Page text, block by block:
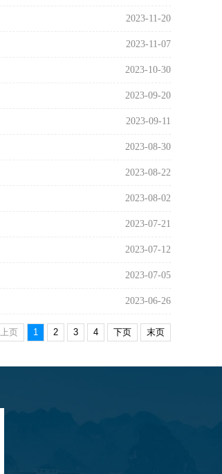
2023-11-20
2023-11-07
2023-10-30
2023-09-20
2023-09-11
2023-08-30
2023-08-22
2023-08-02
2023-07-21
2023-07-12
2023-07-05
2023-06-26
上页 1 2 3 4 下页 末页